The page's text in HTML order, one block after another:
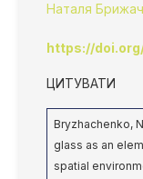
Наталя
https://
ЦИТУВАТИ
Bryzhachenko,
glass as an
spatial